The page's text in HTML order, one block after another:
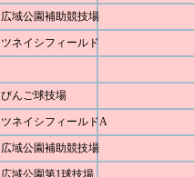
広域公園補助競技場
ツネイシフィールド
びんご球技場
ツネイシフィールドA
広域公園補助競技場
広域公園第1球技場